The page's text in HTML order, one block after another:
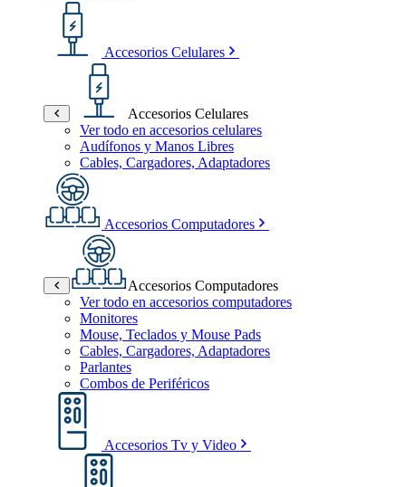
Accesorios Celulares
Accesorios Celulares
Ver todo en accesorios celulares
Audífonos y Manos Libres
Cables, Cargadores, Adaptadores
Accesorios Computadores
Accesorios Computadores
Ver todo en accesorios computadores
Monitores
Mouse, Teclados y Mouse Pads
Cables, Cargadores, Adaptadores
Parlantes
Combos de Periféricos
Accesorios Tv y Video